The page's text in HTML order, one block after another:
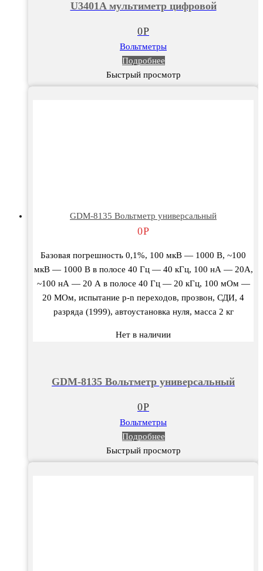
U3401A мультиметр цифровой
0Р
Вольтметры
Подробнее
Быстрый просмотр
GDM-8135 Вольтметр универсальный
0Р
Базовая погрешность 0,1%, 100 мкВ — 1000 В, ~100
мкВ — 1000 В в полосе 40 Гц — 40 кГц, 100 нА — 20А,
~100 нА — 20 А в полосе 40 Гц — 20 кГц, 100 мОм —
20 МОм, испытание p-n переходов, прозвон, СДИ, 4
разряда (1999), автоустановка нуля, масса 2 кг
Нет в наличии
GDM-8135 Вольтметр универсальный
0Р
Вольтметры
Подробнее
Быстрый просмотр